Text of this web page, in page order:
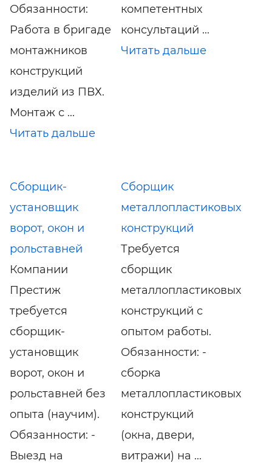
Обязанности:
Работа в бригаде
монтажников
конструкций
изделий из ПВХ.
Монтаж с ...
Читать дальше
компетентных
консультаций ...
Читать дальше
Сборщик-
установщик
ворот, окон и
рольставней
Компании
Престиж
требуется
сборщик-
установщик
ворот, окон и
рольставней без
опыта (научим).
Обязанности: -
Выезд на
Сборщик
металлопластиковых
конструкций
Требуется
сборщик
металлопластиковых
конструкций с
опытом работы.
Обязанности: -
сборка
металлопластиковых
конструкций
(окна, двери,
витражи) на ...